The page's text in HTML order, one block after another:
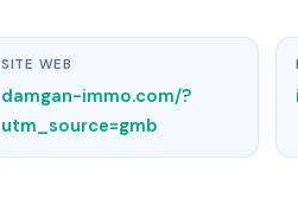
SITE WEB
damgan-immo.com/?
utm_source=gmb